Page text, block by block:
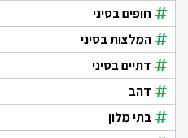
חופים בסיני
המלצות בסיני
דתיים בסיני
דהב
בתי מלון